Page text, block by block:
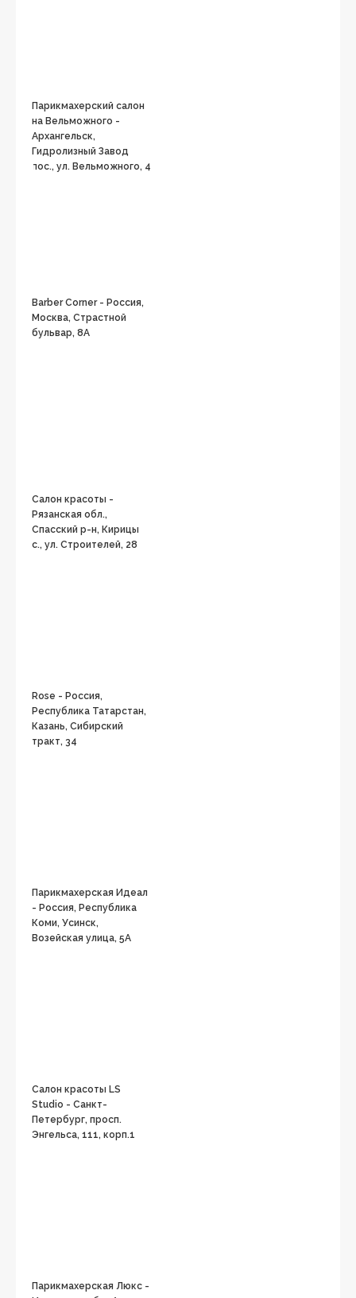
Парикмахерский салон
на Вельможного -
Архангельск,
Гидролизный Завод
пос., ул. Вельможного, 4
Barber Corner - Россия,
Москва, Страстной
бульвар, 8А
Салон красоты -
Рязанская обл.,
Спасский р-н, Кирицы
с., ул. Строителей, 28
Rose - Россия,
Республика Татарстан,
Казань, Сибирский
тракт, 34
Парикмахерская Идеал
- Россия, Республика
Коми, Усинск,
Возейская улица, 5А
Салон красоты LS
Studio - Санкт-
Петербург, просп.
Энгельса, 111, корп.1
Парикмахерская Люкс -